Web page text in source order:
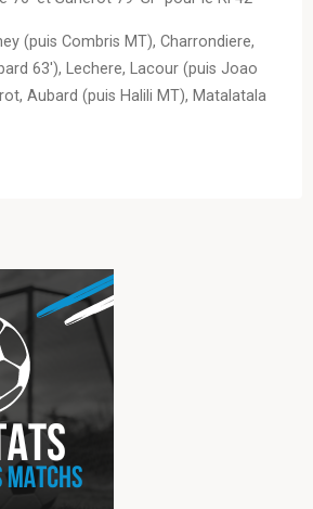
(puis Combris MT), Charrondiere,
63′), Lechere, Lacour (puis Joao
Aubard (puis Halili MT), Matalatala